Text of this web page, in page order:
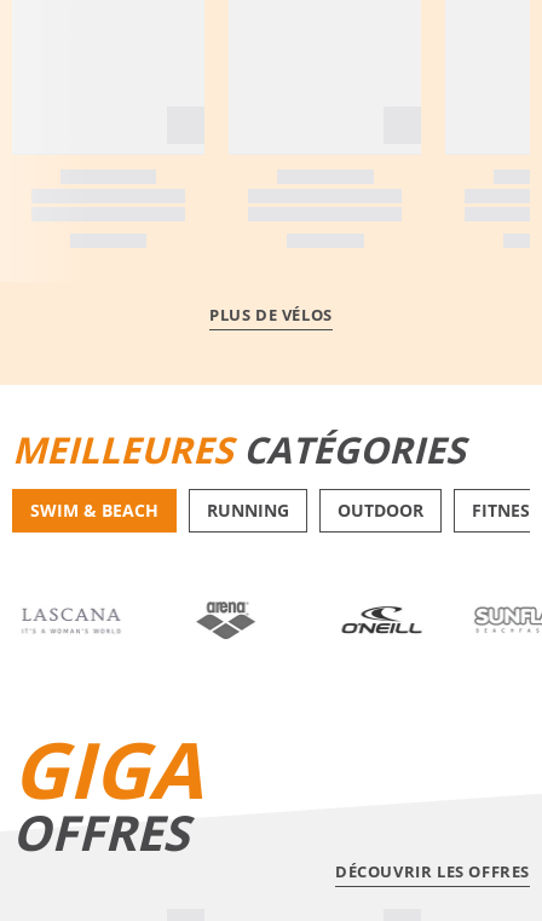
PLUS DE VÉLOS
MEILLEURESCATÉGORIES
SWIM & BEACH RUNNING OUTDOOR FITNESS
GIGA
OFFRES
DÉCOUVRIR LES OFFRES